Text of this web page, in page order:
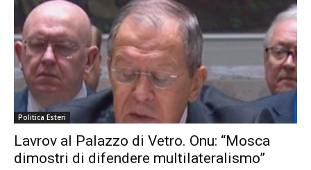
Politica Esteri
Lavrov al Palazzo di Vetro. Onu: “Mosca
dimostri di difendere multilateralismo”